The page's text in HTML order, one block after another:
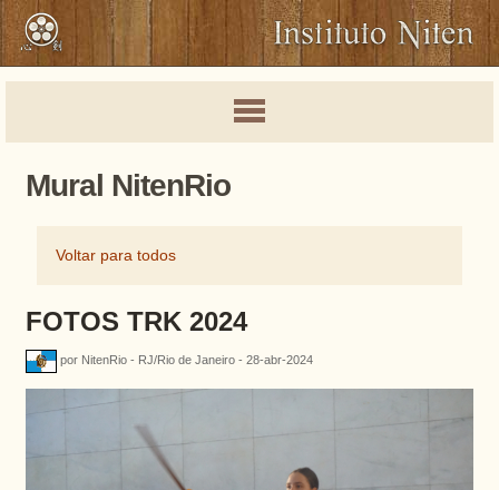
Mural NitenRio
Voltar para todos
FOTOS TRK 2024
por NitenRio - RJ/Rio de Janeiro - 28-abr-2024